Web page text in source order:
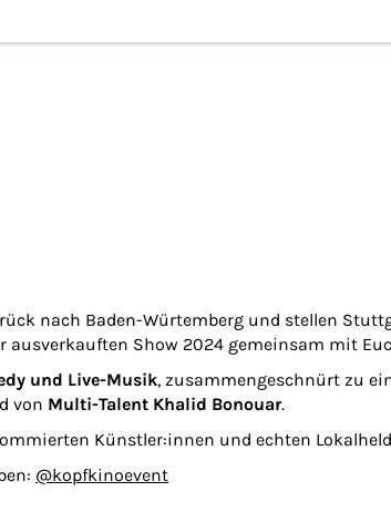
nach Baden-Würtemberg und stellen
Show 2024 gemeinsam mit
und Live-Musik, zusammengeschnürt zu
von Multi-Talent Khalid Bonouar.
Künstler:innen und echten
@kopfkinoevent